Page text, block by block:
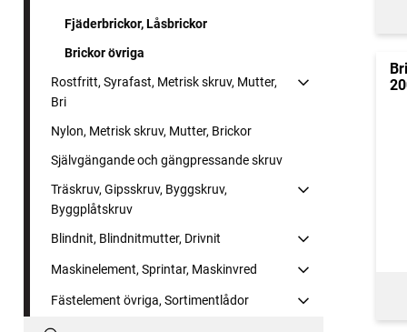
Fjäderbrickor, Låsbrickor
Brickor övriga
Rostfritt, Syrafast, Metrisk skruv, Mutter,
Bri
Nylon, Metrisk skruv, Mutter, Brickor
Självgängande och gängpressande skruv
Träskruv, Gipsskruv, Byggskruv,
Byggplåtskruv
Blindnit, Blindnitmutter, Drivnit
Maskinelement, Sprintar, Maskinvred
Fästelement övriga, Sortimentlådor